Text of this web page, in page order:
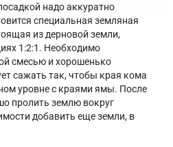
надо аккуратно
специальная земляная
из дерновой земли,
1:2:1. Необходимо
смесью и хорошенько
сажать так, чтобы края кома
уровне с краями ямы. После
пролить землю вокруг
добавить еще земли, в